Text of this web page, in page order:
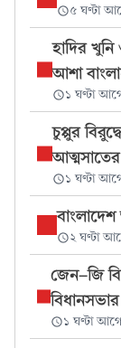
৫ ঘণ্টা
হাদির
আশা
১ ঘণ্টা
চুপ্পুর
১ ঘণ্টা
২ ঘণ্টা
জেন-জি
১ ঘণ্টা